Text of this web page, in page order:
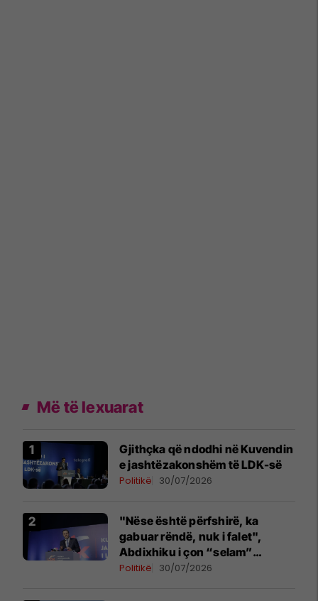
Më të lexuarat
Gjithçka që ndodhi në Kuvendin
e jashtëzakonshëm të LDK-së
Politikë 30/07/2026
"Nëse është përfshirë, ka
gabuar rëndë, nuk i falet",
Abdixhiku i çon “selam”
Përparim Ramës
Politikë 30/07/2026